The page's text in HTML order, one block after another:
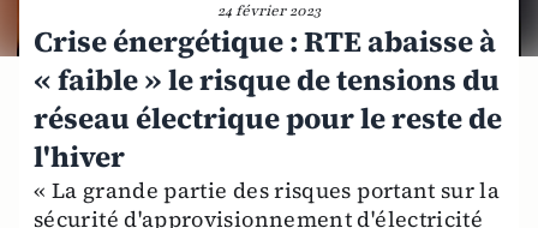
24 février 2023
Crise énergétique : RTE abaisse à
« faible » le risque de tensions du
réseau électrique pour le reste de
l'hiver
« La grande partie des risques portant sur la
sécurité d'approvisionnement d'électricité